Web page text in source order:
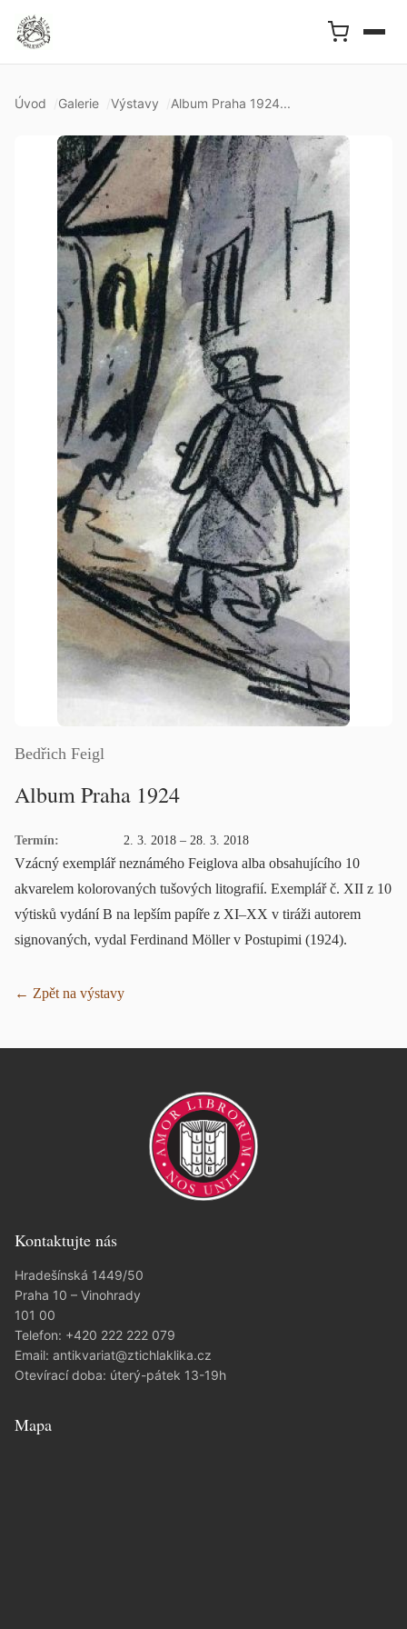
Úvod Galerie Výstavy Album Praha 1924...
Bedřich Feigl
Album Praha 1924
Termín: 2. 3. 2018 – 28. 3. 2018
Vzácný exemplář neznámého Feiglova alba obsahujícího 10
akvarelem kolorovaných tušových litografií. Exemplář č. XII z 10
výtisků vydání B na lepším papíře z XI–XX v tiráži autorem
signovaných, vydal Ferdinand Möller v Postupimi (1924).
← Zpět na výstavy
Kontaktujte nás
Hradešínská 1449/50
Praha 10 – Vinohrady
101 00
Telefon: +420 222 222 079
Email: antikvariat@ztichlaklika.cz
Otevírací doba: úterý-pátek 13-19h
Mapa